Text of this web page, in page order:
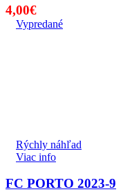
4,00€
Vypredané
Rýchly náhľad
Viac info
FC PORTO 2023-9